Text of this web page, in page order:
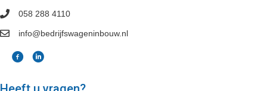
058 288 4110
info@bedrijfswageninbouw.nl